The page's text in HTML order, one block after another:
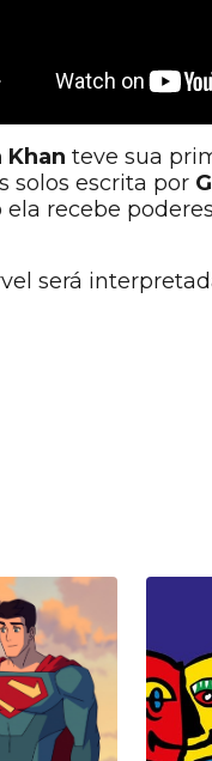
Khan teve sua
solos escrita por
recebe
será